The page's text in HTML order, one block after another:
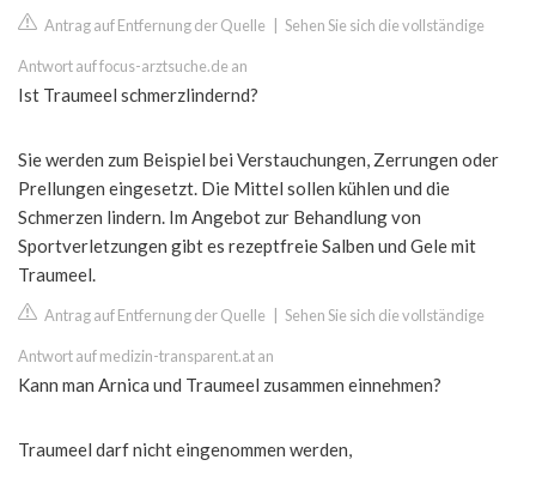
Antrag auf Entfernung der Quelle Sehen Sie sich die vollständige
Antwort auf focus-arztsuche.de an
Ist Traumeel schmerzlindernd?
Sie werden zum Beispiel bei Verstauchungen, Zerrungen oder
Prellungen eingesetzt. Die Mittel sollen kühlen und die
Schmerzen lindern. Im Angebot zur Behandlung von
Sportverletzungen gibt es rezeptfreie Salben und Gele mit
Traumeel.
Antrag auf Entfernung der Quelle Sehen Sie sich die vollständige
Antwort auf medizin-transparent.at an
Kann man Arnica und Traumeel zusammen einnehmen?
Traumeel darf nicht eingenommen werden,